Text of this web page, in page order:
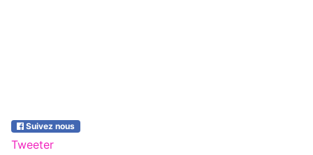
Suivez nous
Tweeter